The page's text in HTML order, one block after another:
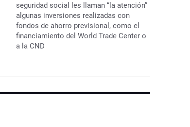
seguridad social les llaman “la atención”
algunas inversiones realizadas con
fondos de ahorro previsional, como el
financiamiento del World Trade Center o
a la CND